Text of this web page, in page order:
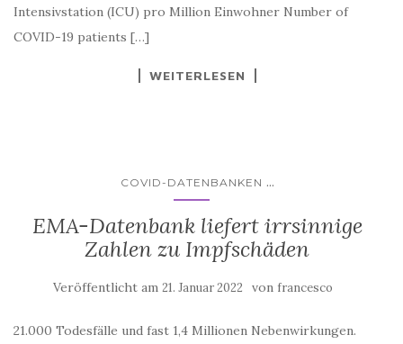
Intensivstation (ICU) pro Million Einwohner Number of
COVID-19 patients […]
WEITERLESEN
COVID-DATENBANKEN ...
EMA-Datenbank liefert irrsinnige
Zahlen zu Impfschäden
Veröffentlicht am 21. Januar 2022 von francesco
21.000 Todesfälle und fast 1,4 Millionen Nebenwirkungen.